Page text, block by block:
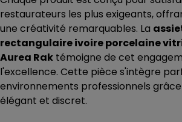
restaurateurs les plus exigeants,
une créativité remarquables. La
rectangulaire ivoire porcelaine
Aurea Rak témoigne de cet
l'excellence. Cette pièce s'intègre
environnements professionnels
élégant et discret.